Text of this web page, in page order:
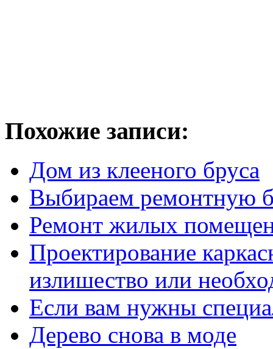
Похожие записи:
Дом из клееного бруса
Выбираем ремонтную
Ремонт жилых
Проектирование
излишество или
Если вам нужны
Дерево снова в моде